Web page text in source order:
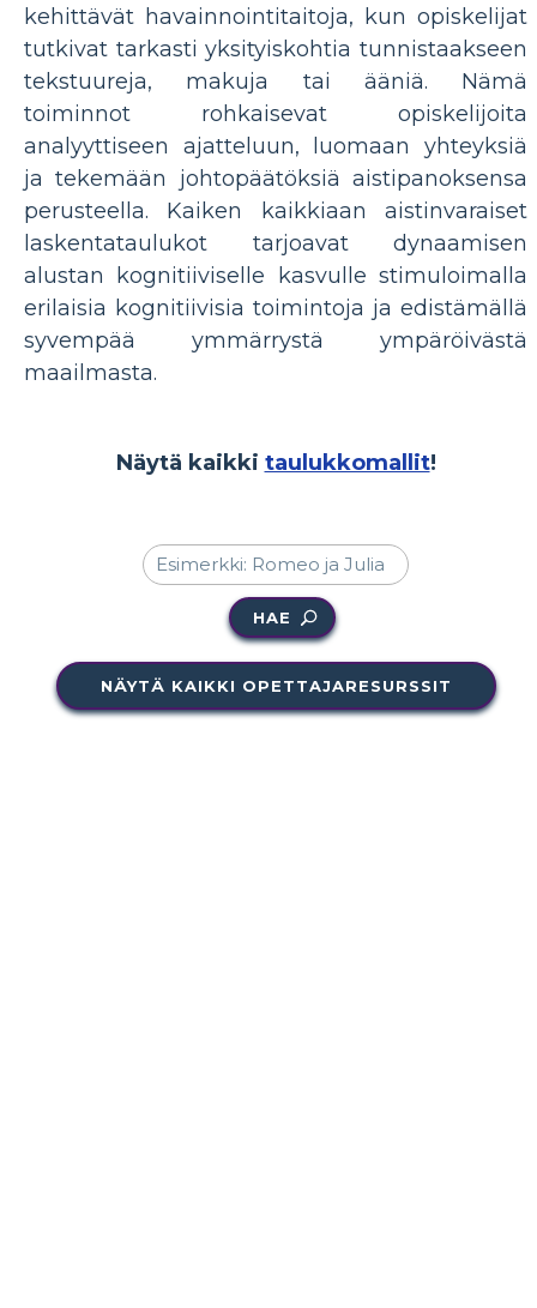
kehittävät havainnointitaitoja, kun opiskelijat
tutkivat tarkasti yksityiskohtia tunnistaakseen
tekstuureja, makuja tai ääniä. Nämä
toiminnot rohkaisevat opiskelijoita
analyyttiseen ajatteluun, luomaan yhteyksiä
ja tekemään johtopäätöksiä aistipanoksensa
perusteella. Kaiken kaikkiaan aistinvaraiset
laskentataulukot tarjoavat dynaamisen
alustan kognitiiviselle kasvulle stimuloimalla
erilaisia ​​kognitiivisia toimintoja ja edistämällä
syvempää ymmärrystä ympäröivästä
maailmasta.
Näytä kaikki taulukkomallit!
HAE
NÄYTÄ KAIKKI OPETTAJARESURSSIT